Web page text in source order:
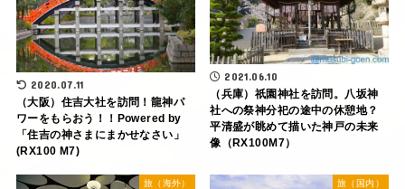
2020.07.11
（大阪）住吉大社を訪問！龍神パ
ワーをもらおう！！Powered by
「住吉の神さまにまかせなさい」
(RX100 M7)
2021.06.10
（兵庫）祇園神社を訪問。八坂神
社への祭神分祀の途中の休憩地？
平清盛が眺めて描いた神戸の未来
像（RX100M7）
旅（海外） 旅（国内）